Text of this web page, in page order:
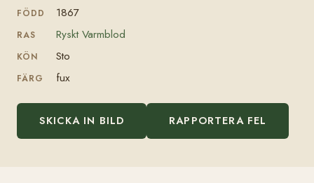
FÖDD 1867
RAS Ryskt Varmblod
KÖN Sto
FÄRG fux
SKICKA IN BILD RAPPORTERA FEL